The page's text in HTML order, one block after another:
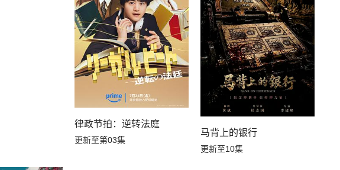
律政节拍：逆转法庭
更新至第03集
马背上的银行
更新至10集